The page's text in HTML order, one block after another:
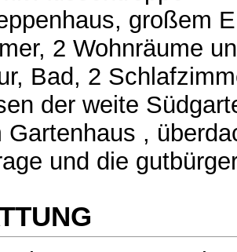
großem
2 Wohnräume
Bad, 2
der weite
Gartenhaus ,
und die